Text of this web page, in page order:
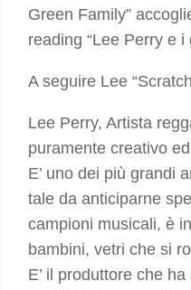
Green Family”
reading “Lee Perry e
A seguire Lee
Lee Perry, Artista
puramente creativo
E’ uno dei più grandi
tale da anticiparne
campioni musicali, è
bambini, vetri che si
E’ il produttore che